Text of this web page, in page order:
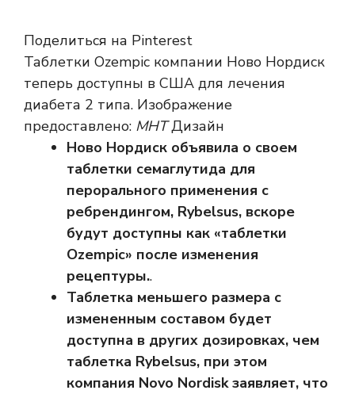
Поделиться на Pinterest
Таблетки Ozempic компании Ново Нордиск
теперь доступны в США для лечения
диабета 2 типа. Изображение
предоставлено: МНТДизайн
Ново Нордиск объявила о своем
таблетки семаглутида для
перорального применения с
ребрендингом, Rybelsus, вскоре
будут доступны как «таблетки
Ozempic» после изменения
рецептуры..
Таблетка меньшего размера с
измененным составом будет
доступна в других дозировках, чем
таблетка Rybelsus, при этом
компания Novo Nordisk заявляет, что